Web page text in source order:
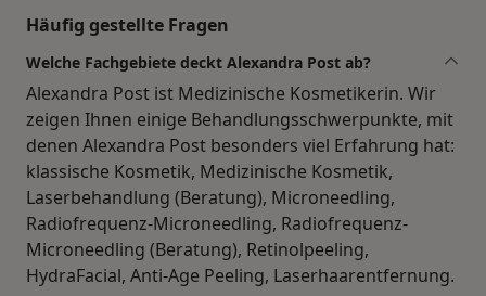
Häufig gestellte Fragen
Welche Fachgebiete deckt Alexandra Post ab?
Alexandra Post ist Medizinische Kosmetikerin. Wir
zeigen Ihnen einige Behandlungsschwerpunkte, mit
denen Alexandra Post besonders viel Erfahrung hat:
klassische Kosmetik, Medizinische Kosmetik,
Laserbehandlung (Beratung), Microneedling,
Radiofrequenz-Microneedling, Radiofrequenz-
Microneedling (Beratung), Retinolpeeling,
HydraFacial, Anti-Age Peeling, Laserhaarentfernung.